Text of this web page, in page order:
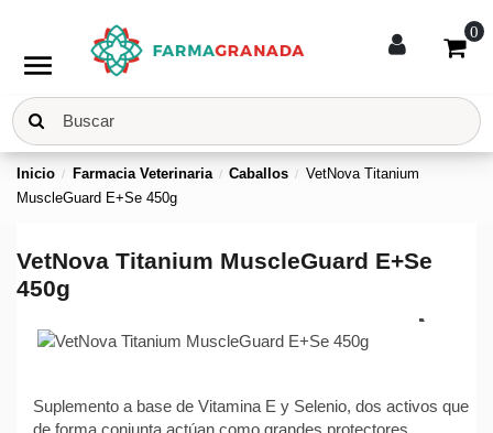
menu
0
Inicio Farmacia Veterinaria Caballos
VetNova Titanium
MuscleGuard E+Se 450g
VetNova Titanium MuscleGuard E+Se
450g
Suplemento a base de Vitamina E y Selenio, dos activos que